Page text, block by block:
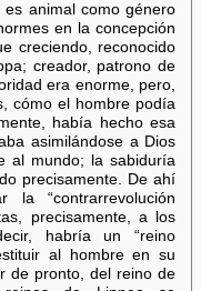
animal como género
en la concepción
creciendo, reconocido
creador, patrono de
era enorme, pero,
cómo el hombre podía
había hecho esa
asimilándose a Dios
al mundo; la sabiduría
precisamente. De ahí
la “contrarrevolución
precisamente, a los
habría un “reino
al hombre en su
de pronto, del reino de